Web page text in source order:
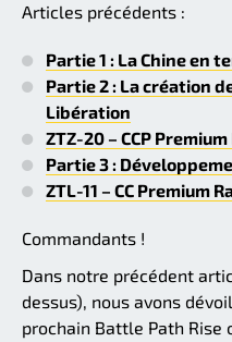
Articles précédents :
Partie 1 : La Chine en
Partie 2 : La création
Libération
ZTZ-20 – CCP Premium
Partie 3 :
ZTL-11 – CC Premium
Commandants !
Dans notre précédent
dessus), nous avons
prochain Battle Path Rise